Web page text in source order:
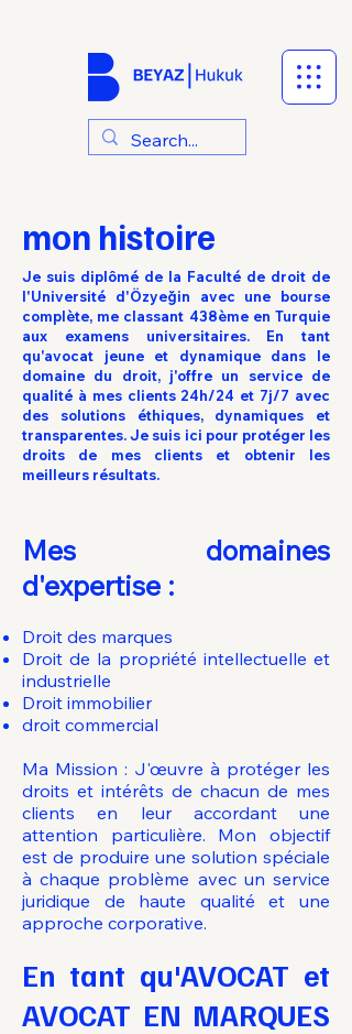
mon histoire
Je suis diplômé de la Faculté de droit de
l'Université d'Özyeğin avec une bourse
complète, me classant 438ème en Turquie
aux examens universitaires. En tant
qu'avocat jeune et dynamique dans le
domaine du droit, j'offre un service de
qualité à mes clients 24h/24 et 7j/7 avec
des solutions éthiques, dynamiques et
transparentes. Je suis ici pour protéger les
droits de mes clients et obtenir les
meilleurs résultats.
Mes domaines
d'expertise :
Droit des marques
Droit de la propriété intellectuelle et
industrielle
Droit immobilier
droit commercial
Ma Mission : J'œuvre à protéger les
droits et intérêts de chacun de mes
clients en leur accordant une
attention particulière. Mon objectif
est de produire une solution spéciale
à chaque problème avec un service
juridique de haute qualité et une
approche corporative.
En tant qu'AVOCAT et
AVOCAT EN MARQUES